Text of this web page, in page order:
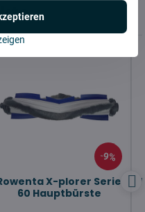
9%
X-plorer Serie
60 Hauptbürste